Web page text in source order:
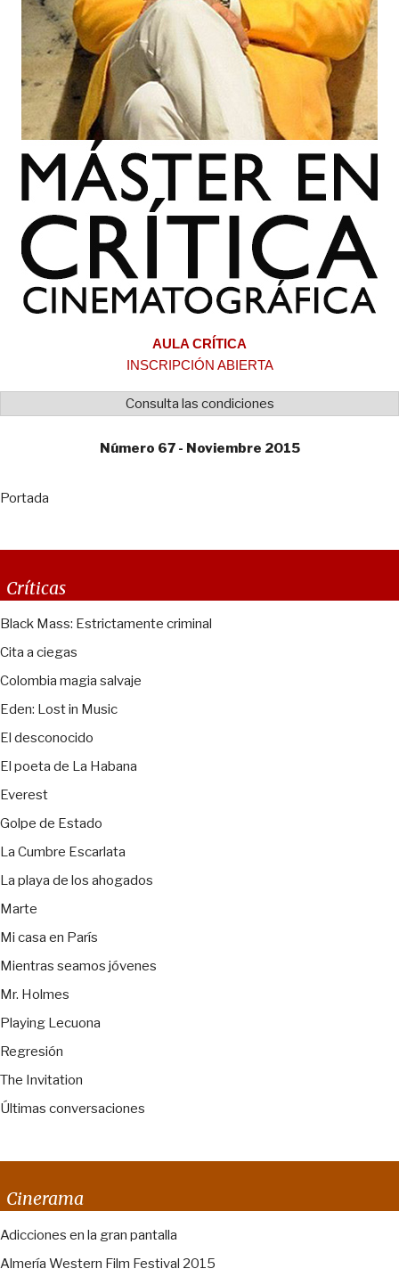
AULA CRÍTICA
INSCRIPCIÓN ABIERTA
Consulta las condiciones
Número 67 - Noviembre 2015
Portada
Críticas
Black Mass: Estrictamente criminal
Cita a ciegas
Colombia magia salvaje
Eden: Lost in Music
El desconocido
El poeta de La Habana
Everest
Golpe de Estado
La Cumbre Escarlata
La playa de los ahogados
Marte
Mi casa en París
Mientras seamos jóvenes
Mr. Holmes
Playing Lecuona
Regresión
The Invitation
Últimas conversaciones
Cinerama
Adicciones en la gran pantalla
Almería Western Film Festival 2015